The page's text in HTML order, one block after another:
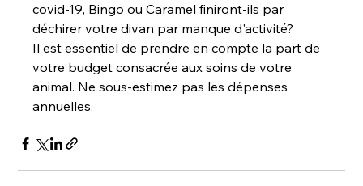
covid-19, Bingo ou Caramel finiront-ils par
déchirer votre divan par manque d'activité?
Il est essentiel de prendre en compte la part de
votre budget consacrée aux soins de votre
animal. Ne sous-estimez pas les dépenses
annuelles.